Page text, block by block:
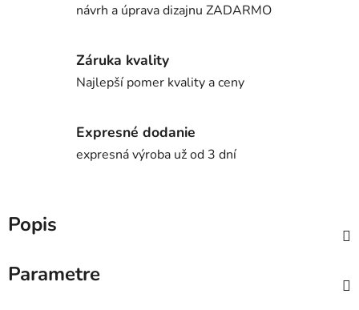
návrh a úprava dizajnu ZADARMO
Záruka kvality
Najlepší pomer kvality a ceny
Expresné dodanie
expresná výroba už od 3 dní
Popis
Parametre